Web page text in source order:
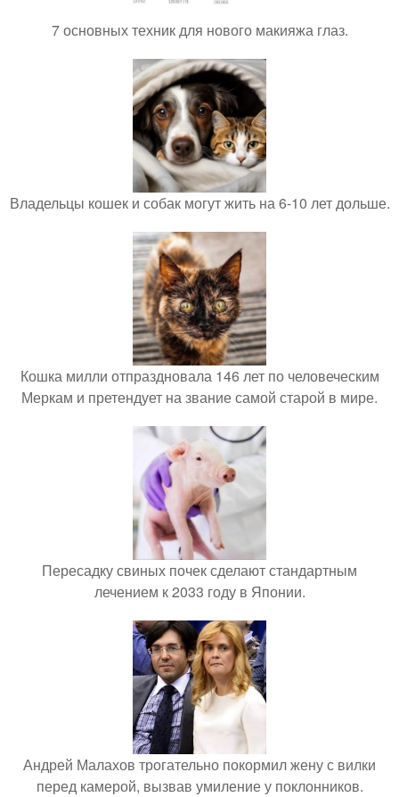
7 основных техник для нового макияжа глаз.
Владельцы кошек и собак могут жить на 6-10 лет дольше.
Кошка милли отпраздновала 146 лет по человеческим
Меркам и претендует на звание самой старой в мире.
Пересадку свиных почек сделают стандартным
лечением к 2033 году в Японии.
Андрей Малахов трогательно покормил жену с вилки
перед камерой, вызвав умиление у поклонников.